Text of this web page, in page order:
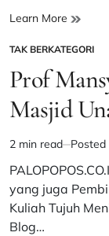
Learn More Timnas
ke
Final
Usai
dari
Australia
POSTED
IN
TAK BERKATEGORI
Prof
Masjid
Estimated
read
time
2 min read Posted
yang juga
Kuliah Tujuh
Blog…